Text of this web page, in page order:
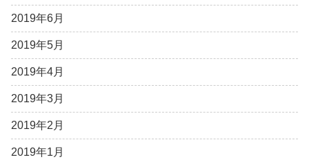
2019年6月
2019年5月
2019年4月
2019年3月
2019年2月
2019年1月